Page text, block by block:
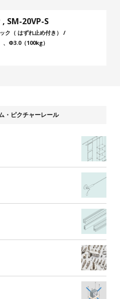
, SM-20VP-S
ク（ はずれ止め付き） /
Φ3.0（100kg）
・ピクチャーレール